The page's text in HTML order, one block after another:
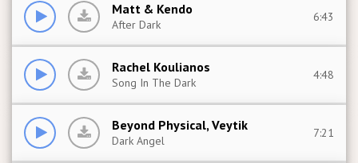
Matt & Kendo
After Dark
6:43
Rachel Koulianos
Song In The Dark
4:48
Beyond Physical, Veytik
Dark Angel
7:21